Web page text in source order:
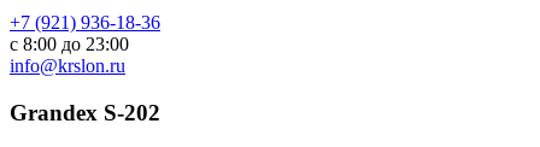
+7 (921) 936-18-36
с 8:00 до 23:00
info@krslon.ru
Grandex S-202